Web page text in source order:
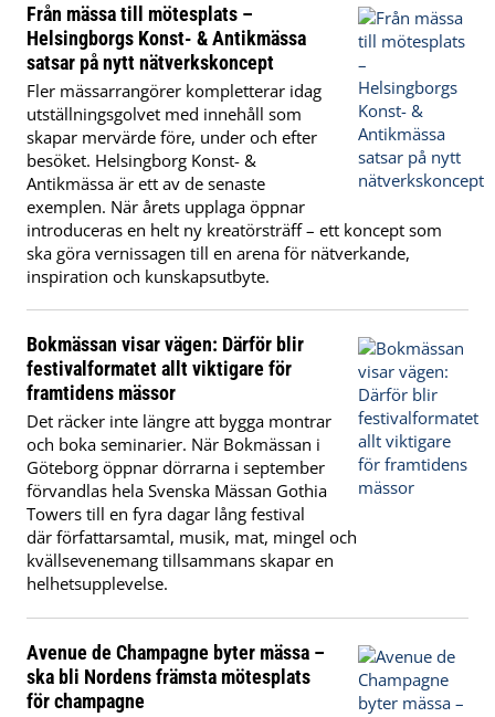
Från mässa till mötesplats –
Helsingborgs Konst- & Antikmässa
satsar på nytt nätverkskoncept
Fler mässarrangörer kompletterar idag
utställningsgolvet med innehåll som
skapar mervärde före, under och efter
besöket. Helsingborg Konst- &
Antikmässa är ett av de senaste
exemplen. När årets upplaga öppnar
introduceras en helt ny kreatörsträff – ett koncept som
ska göra vernissagen till en arena för nätverkande,
inspiration och kunskapsutbyte.
Bokmässan visar vägen: Därför blir
festivalformatet allt viktigare för
framtidens mässor
Det räcker inte längre att bygga montrar
och boka seminarier. När Bokmässan i
Göteborg öppnar dörrarna i september
förvandlas hela Svenska Mässan Gothia
Towers till en fyra dagar lång festival
där författarsamtal, musik, mat, mingel och
kvällsevenemang tillsammans skapar en
helhetsupplevelse.
Avenue de Champagne byter mässa –
ska bli Nordens främsta mötesplats
för champagne